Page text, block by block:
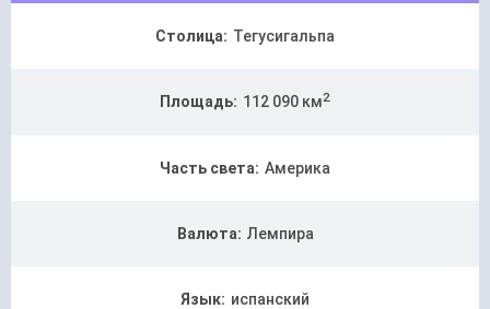
Столица: Тегусигальпа
Площадь: 112 090 км2
Часть света: Америка
Валюта: Лемпира
Язык: испанский